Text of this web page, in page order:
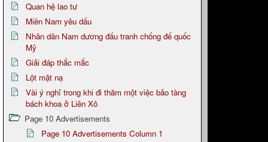
Quan hệ lao tư
Miền Nam yêu dấu
Nhân dân Nam dương đấu tranh chống đế quốc
Mỹ
Giải đáp thắc mắc
Lột mặt nạ
Vài ý nghĩ trong khi đi thăm một việc bảo tàng
bách khoa ở Liên Xô
Page 10 Advertisements
Page 10 Advertisements Column 1